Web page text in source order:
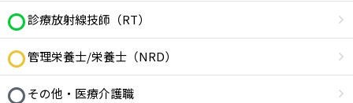
診療放射線技師（RT）
管理栄養士/栄養士（NRD）
その他・医療介護職